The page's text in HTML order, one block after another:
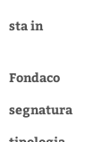
sta in
Fondaco
segnatura